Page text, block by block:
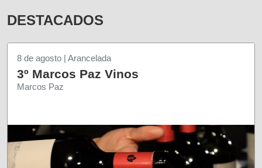
DESTACADOS
8 de agosto | Arancelada
3º Marcos Paz Vinos
Marcos Paz